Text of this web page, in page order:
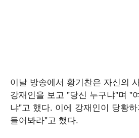
이날 방송에서 황기찬은 자신의
강재인을 보고 "당신 누구냐"며 "
냐"고 했다. 이에 강재인이 당황
들어봐라"고 했다.